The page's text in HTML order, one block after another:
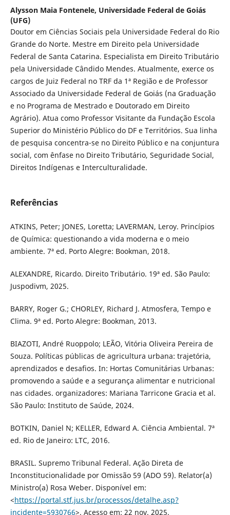
Alysson Maia Fontenele, Universidade Federal de Goiás
(UFG)
Doutor em Ciências Sociais pela Universidade Federal do Rio
Grande do Norte. Mestre em Direito pela Universidade
Federal de Santa Catarina. Especialista em Direito Tributário
pela Universidade Cândido Mendes. Atualmente, exerce os
cargos de Juiz Federal no TRF da 1ª Região e de Professor
Associado da Universidade Federal de Goiás (na Graduação
e no Programa de Mestrado e Doutorado em Direito
Agrário). Atua como Professor Visitante da Fundação Escola
Superior do Ministério Público do DF e Territórios. Sua linha
de pesquisa concentra-se no Direito Público e na conjuntura
social, com ênfase no Direito Tributário, Seguridade Social,
Direitos Indígenas e Interculturalidade.
Referências
ATKINS, Peter; JONES, Loretta; LAVERMAN, Leroy. Princípios
de Química: questionando a vida moderna e o meio
ambiente. 7ª ed. Porto Alegre: Bookman, 2018.
ALEXANDRE, Ricardo. Direito Tributário. 19ª ed. São Paulo:
Juspodivm, 2025.
BARRY, Roger G.; CHORLEY, Richard J. Atmosfera, Tempo e
Clima. 9ª ed. Porto Alegre: Bookman, 2013.
BIAZOTI, André Ruoppolo; LEÃO, Vitória Oliveira Pereira de
Souza. Políticas públicas de agricultura urbana: trajetória,
aprendizados e desafios. In: Hortas Comunitárias Urbanas:
promovendo a saúde e a segurança alimentar e nutricional
nas cidades. organizadores: Mariana Tarricone Gracia et al.
São Paulo: Instituto de Saúde, 2024.
BOTKIN, Daniel N; KELLER, Edward A. Ciência Ambiental. 7ª
ed. Rio de Janeiro: LTC, 2016.
BRASIL. Supremo Tribunal Federal. Ação Direta de
Inconstitucionalidade por Omissão 59 (ADO 59). Relator(a)
Ministro(a) Rosa Weber. Disponível em:
<https://portal.stf.jus.br/processos/detalhe.asp?
incidente=5930766>. Acesso em: 22 nov. 2025.